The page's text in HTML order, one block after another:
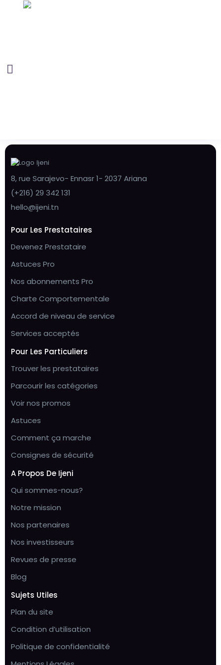
8, rue Sarajevo- Ennasr 1- 2037 Ariana
(+216) 29 342 131
hello@ijeni.tn
Pour Les Prestataires
Devenez Prestataire
Astuces Pro
Nos abonnements Pro
Charte Comportementale
Accord de niveau de service
Services acceptés
Pour Les Particuliers
Trouver les prestataires
Parcourir les catégories
Voir nos promos
Astuces
Comment ça marche
Consignes de sécurité
A Propos De Ijeni
Qui sommes-nous?
Notre mission
Nos partenaires
Nos investisseurs
Revues de presse
Blog
Sujets Utiles
Plan du site
Condition d’utilisation
Politique de confidentialité